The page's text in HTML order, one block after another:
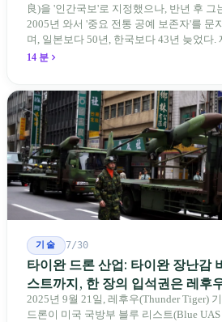
良)을 '인간국보'로 지정했으나, 반년 후 그
2005년 와서 '중요 전통 공예 보존자'를 문
며, 일본보다 50년, 한국보다 43년 늦었다.
자 제도는 이미 1970-80년대 산업화 과정
14 분
기술 7/30
타이완 드론 산업: 타이완 장난감
스트까지, 한 장의 입석권은 레
에게
2025년 9월 21일, 레후우(Thunder Tiger)
드론이 미국 국방부 블루 리스트(Blue